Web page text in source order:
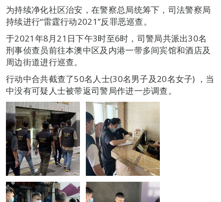
为持续净化社区治安，在警察总局统筹下，司法警察局
持续进行“雷霆行动2021”反罪恶巡查。
于2021年8月21日下午3时至6时，司警局共派出30名
刑事侦查员前往本澳中区及内港一带多间宾馆和酒店及
周边街道进行巡查。
行动中合共截查了50名人士(30名男子及20名女子) ，当
中没有可疑人士被带返司警局作进一步调查。